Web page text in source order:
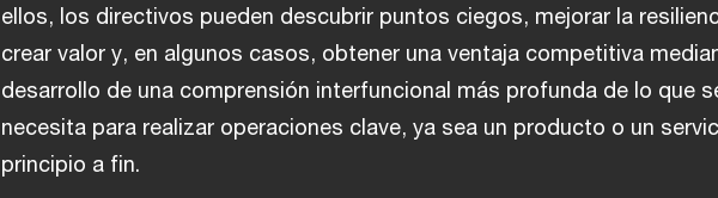
ellos, los directivos pueden descubrir puntos ciegos, mejorar la
crear valor y, en algunos casos, obtener una ventaja competitiva
desarrollo de una comprensión interfuncional más profunda de lo que
necesita para realizar operaciones clave, ya sea un producto o un
principio a fin.